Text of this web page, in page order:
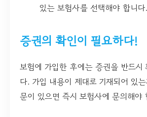
있는 보험사를 선택해야 합니다.
증권의 확인이 필요하다!
보험에 가입한 후에는 증권을 반드시
다. 가입 내용이 제대로 기재되어 있
문이 있으면 즉시 보험사에 문의해야